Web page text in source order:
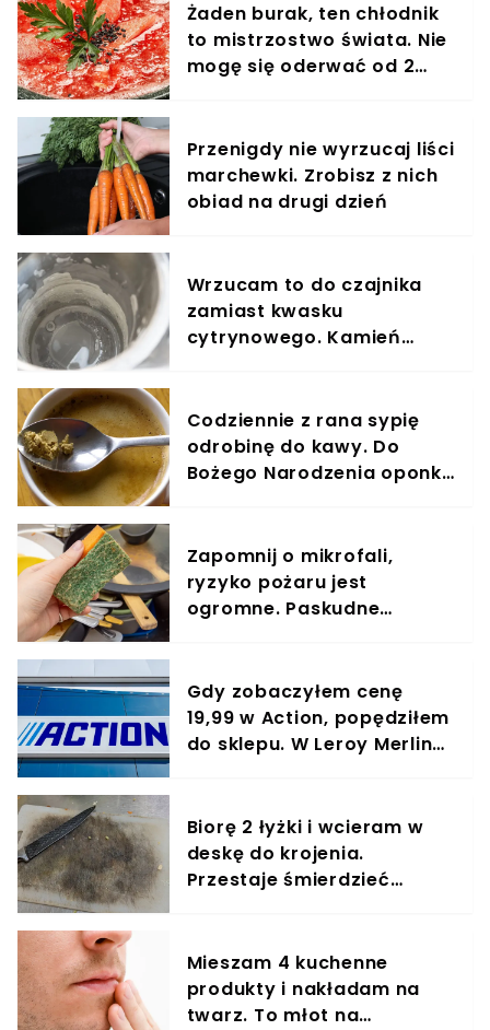
Żaden burak, ten chłodnik
to mistrzostwo świata. Nie
mogę się oderwać od 2
Przenigdy nie wyrzucaj liści
marchewki. Zrobisz z nich
obiad na drugi dzień
Wrzucam to do czajnika
zamiast kwasku
cytrynowego. Kamień
Codziennie z rana sypię
odrobinę do kawy. Do
Bożego Narodzenia oponka
Zapomnij o mikrofali,
ryzyko pożaru jest
ogromne. Paskudne
Gdy zobaczyłem cenę
19,99 w Action, popędziłem
do sklepu. W Leroy Merlin
Biorę 2 łyżki i wcieram w
deskę do krojenia.
Przestaje śmierdzieć
Mieszam 4 kuchenne
produkty i nakładam na
twarz. To młot na